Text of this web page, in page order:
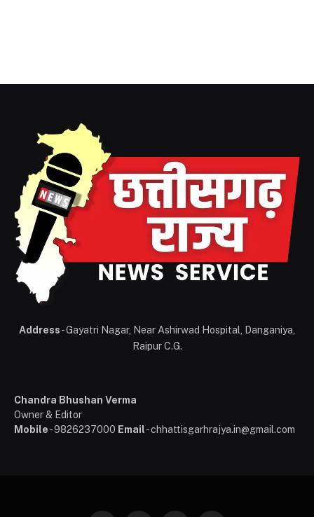
Address- Gayatri Nagar, Near Ashirwad Hospital, Danganiya,
Raipur C.G.
Chandra Bhushan Verma
Owner & Editor
Mobile- 9826237000 Email- chhattisgarhrajya.in@gmail.com